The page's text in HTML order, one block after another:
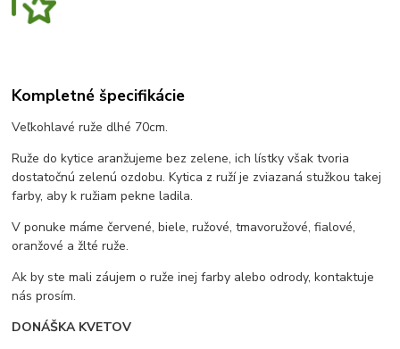
Kompletné špecifikácie
Veľkohlavé ruže dlhé 70cm.
Ruže do kytice aranžujeme bez zelene, ich lístky však tvoria
dostatočnú zelenú ozdobu. Kytica z ruží je zviazaná stužkou takej
farby, aby k ružiam pekne ladila.
V ponuke máme červené, biele, ružové, tmavoružové, fialové,
oranžové a žlté ruže.
Ak by ste mali záujem o ruže inej farby alebo odrody, kontaktuje
nás prosím.
DONÁŠKA KVETOV